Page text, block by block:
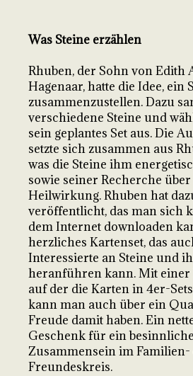
Was Steine erzählen
Rhuben, der Sohn von Edith
Hagenaar, hatte die Idee, ein
zusammenzustellen. Dazu
verschiedene Steine und
sein geplantes Set aus. Die
setzte sich zusammen aus
was die Steine ihm
sowie seiner Recherche
Heilwirkung. Rhuben hat
veröffentlicht, das man sich
dem Internet downloaden
herzliches Kartenset, das
Interessierte an Steine und
heranführen kann. Mit einer
auf der die Karten in 4er-
kann man auch über ein
Freude damit haben. Ein
Geschenk für ein
Zusammensein im Familien-
Freundeskreis.